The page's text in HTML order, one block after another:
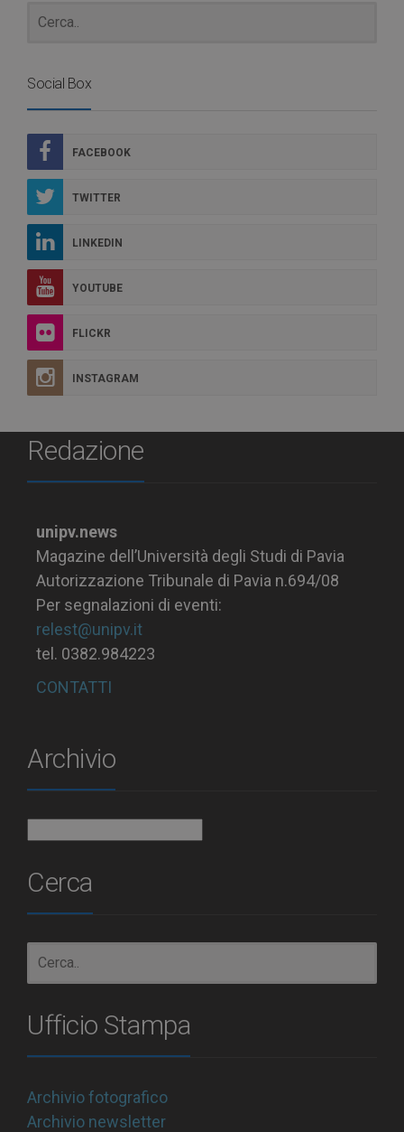
Social Box
FACEBOOK
TWITTER
LINKEDIN
YOUTUBE
FLICKR
INSTAGRAM
Redazione
unipv.news
Magazine dell’Università degli Studi di Pavia
Autorizzazione Tribunale di Pavia n.694/08
Per segnalazioni di eventi:
relest@unipv.it
tel. 0382.984223
CONTATTI
Archivio
Cerca
Ufficio Stampa
Archivio fotografico
Archivio newsletter